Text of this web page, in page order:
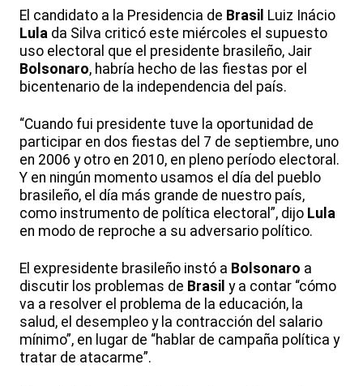
El candidato a la Presidencia de Brasil Luiz Inácio
Lula da Silva criticó este miércoles el supuesto
uso electoral que el presidente brasileño, Jair
Bolsonaro, habría hecho de las fiestas por el
bicentenario de la independencia del país.
“Cuando fui presidente tuve la oportunidad de
participar en dos fiestas del 7 de septiembre, uno
en 2006 y otro en 2010, en pleno período electoral.
Y en ningún momento usamos el día del pueblo
brasileño, el día más grande de nuestro país,
como instrumento de política electoral”, dijo Lula
en modo de reproche a su adversario político.
El expresidente brasileño instó a Bolsonaro a
discutir los problemas de Brasil y a contar “cómo
va a resolver el problema de la educación, la
salud, el desempleo y la contracción del salario
mínimo”, en lugar de “hablar de campaña política y
tratar de atacarme”.